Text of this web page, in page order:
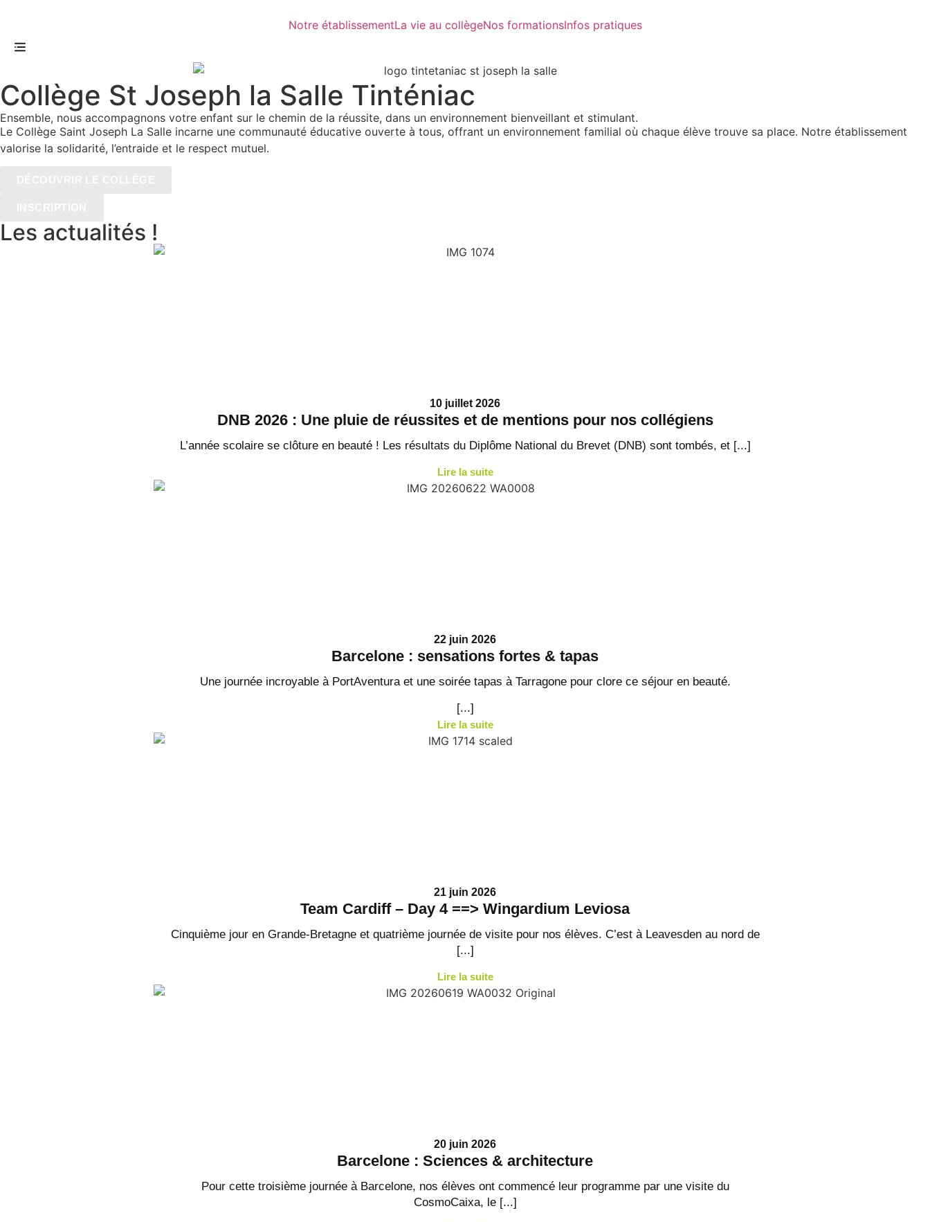
Notre établissementLa vie au collègeNos formationsInfos pratiques
Collège St Joseph la Salle Tinténiac
Ensemble, nous accompagnons votre enfant sur le chemin de la réussite, dans un environnement bienveillant et stimulant.
Le Collège Saint Joseph La Salle incarne une communauté éducative ouverte à tous, offrant un environnement familial où chaque élève trouve sa place. Notre établissement
valorise la solidarité, l’entraide et le respect mutuel.
Les actualités !
10 juillet 2026
DNB 2026 : Une pluie de réussites et de mentions pour nos collégiens
L’année scolaire se clôture en beauté ! Les résultats du Diplôme National du Brevet (DNB) sont tombés, et [...]
Lire la suite
22 juin 2026
Barcelone : sensations fortes & tapas
Une journée incroyable à PortAventura et une soirée tapas à Tarragone pour clore ce séjour en beauté.
[...]
Lire la suite
21 juin 2026
Team Cardiff – Day 4 ==> Wingardium Leviosa
Cinquième jour en Grande-Bretagne et quatrième journée de visite pour nos élèves. C’est à Leavesden au nord de
[...]
Lire la suite
20 juin 2026
Barcelone : Sciences & architecture
Pour cette troisième journée à Barcelone, nos élèves ont commencé leur programme par une visite du
CosmoCaixa, le [...]